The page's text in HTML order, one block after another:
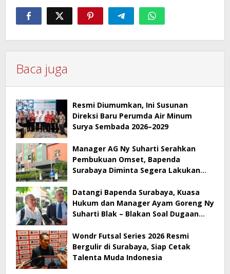
Baca juga
Resmi Diumumkan, Ini Susunan
Direksi Baru Perumda Air Minum
Surya Sembada 2026–2029
Manager AG Ny Suharti Serahkan
Pembukuan Omset, Bapenda
Surabaya Diminta Segera Lakukan
Datangi Bapenda Surabaya, Kuasa
Hukum dan Manager Ayam Goreng Ny
Suharti Blak – Blakan Soal Dugaan
Wondr Futsal Series 2026 Resmi
Bergulir di Surabaya, Siap Cetak
Talenta Muda Indonesia